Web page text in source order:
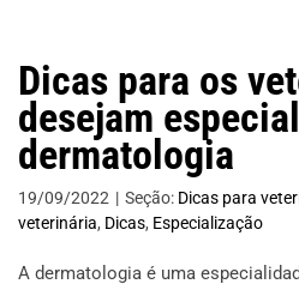
Dicas para os
desejam
dermatologia
19/09/2022 | Seção: Dicas para
veterinária, Dicas, Especialização
A dermatologia é uma